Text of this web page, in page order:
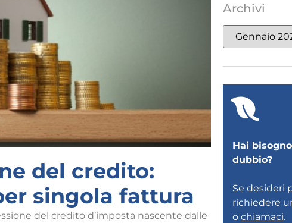
del credito:
singola fattura
del credito d’imposta nascente dalle
Archivi
Hai
dubbio?
Se desideri
richiedere
o chiamaci.